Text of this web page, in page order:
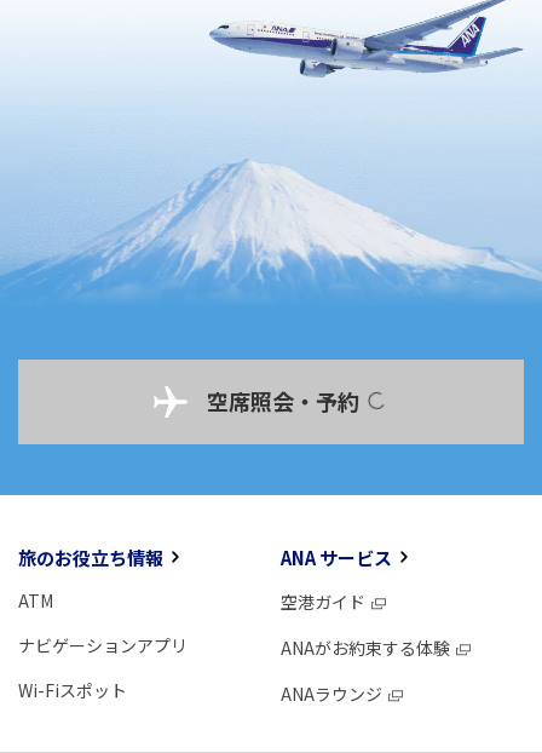
空席照会・予約
旅のお役立ち情報
ATM
ナビゲーションアプリ
Wi-Fiスポット
ANA サービス
空港ガイド
ANAがお約束する体験
ANAラウンジ